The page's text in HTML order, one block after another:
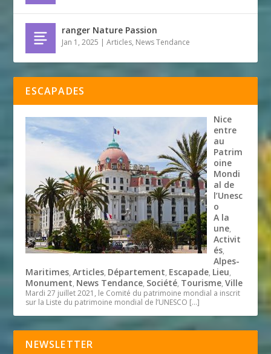
ranger Nature Passion
Jan 1, 2025 |Articles, News Tendance
ESCAPADES
Nice
entre
au
Patrim
oine
Mondi
al de
l’Unesc
o
A la
une,
Activit
és,
Alpes-
Maritimes,Articles, Département, Escapade, Lieu,
Monument, News Tendance, Société, Tourisme,Ville
Mardi 27 juillet 2021, le Comité du patrimoine mondial a inscrit
sur la Liste du patrimoine mondial de l’UNESCO […]
NEWSLETTER